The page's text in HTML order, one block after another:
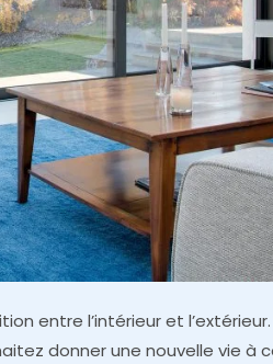
entre l’intérieur et
donner une nouvelle vie à